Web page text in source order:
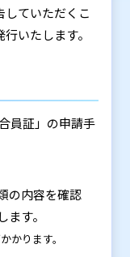
していただくこ
いたします。
員証」の申請手
の内容を確認
す。
かります。